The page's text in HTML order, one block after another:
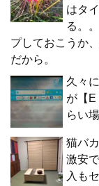
はタ
る。
プしておこうか
だから。
久々
が【E
らい
猫バ
激安
入も